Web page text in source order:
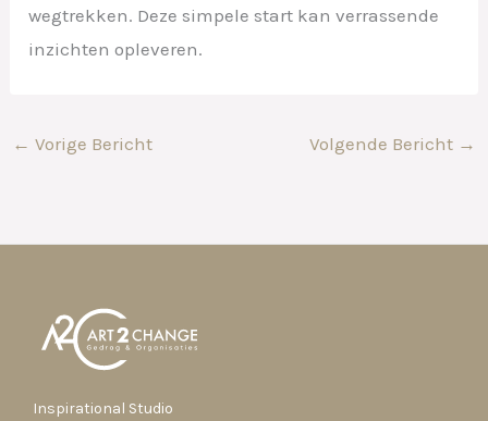
wegtrekken. Deze simpele start kan verrassende
inzichten opleveren.
← Vorige Bericht Volgende Bericht →
Inspirational Studio